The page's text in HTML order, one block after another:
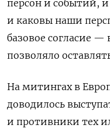
персон и событий, и
и каковы наши
базовое согласие
позволяло
На митингах в
доводилось
и противники тех